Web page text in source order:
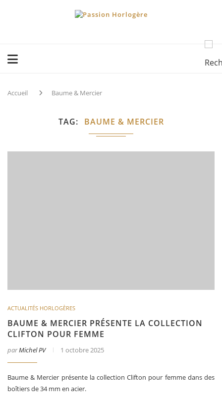
Accueil Baume & Mercier
TAG BAUME & MERCIER
ACTUALITÉS HORLOGÈRES
BAUME & MERCIER PRÉSENTE LA COLLECTION
CLIFTON POUR FEMME
parMichel PV 1 octobre 2025
Baume & Mercier présente la collection Clifton pour femme dans des
boîtiers de 34 mm en acier.